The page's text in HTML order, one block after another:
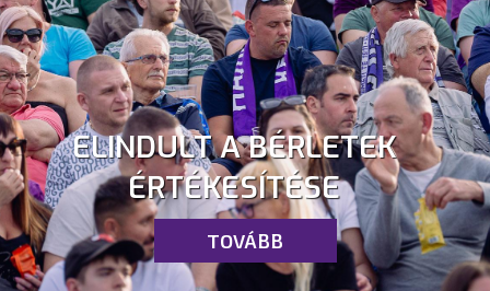
ELINDULT A BÉRLETEK
ÉRTÉKESÍTÉSE
TOVÁBB